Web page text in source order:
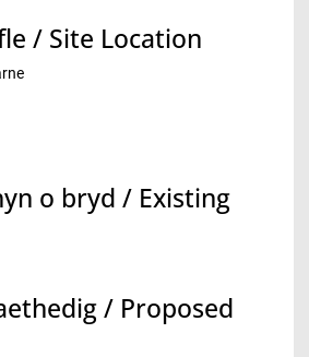
/ Site Location
o bryd / Existing
/ Proposed